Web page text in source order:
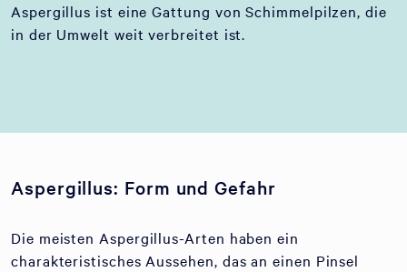
Aspergillus ist eine Gattung von Schimmelpilzen, die
in der Umwelt weit verbreitet ist.
Aspergillus: Form und Gefahr
Die meisten Aspergillus-Arten haben ein
charakteristisches Aussehen, das an einen Pinsel